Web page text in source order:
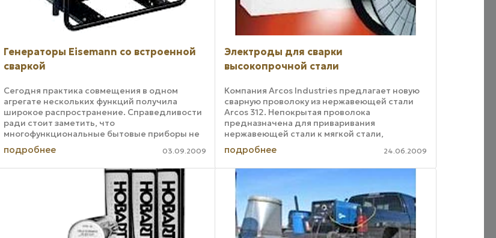
Генераторы Eisemann со встроенной
сваркой
Сегодня практика совмещения в одном
агрегате нескольких функций получила
широкое распространение. Справедливости
ради стоит заметить, что
многофункциональные бытовые приборы не
всегда оправдывают ожидания
потребителей. Совсем иное дело – ...
подробнее 03.09.2009
Электроды для сварки
высокопрочной стали
Компания Arcos Industries предлагает новую
сварную проволоку из нержавеющей стали
Arcos 312. Непокрытая проволока
предназначена для приваривания
нержавеющей стали к мягкой стали,
покрытая для того, чтобы сваривать
высокопрочные стали, которые трудно ...
подробнее 24.06.2009